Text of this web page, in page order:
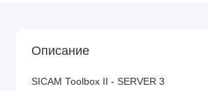
Описание
SICAM Toolbox II - SERVER 3